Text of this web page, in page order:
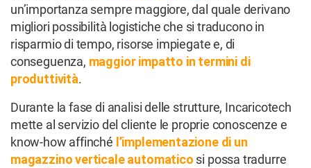
un’importanza sempre maggiore, dal quale derivano
migliori possibilità logistiche che si traducono in
risparmio di tempo, risorse impiegate e, di
conseguenza, maggior impatto in termini di
produttività.
Durante la fase di analisi delle strutture, Incaricotech
mette al servizio del cliente le proprie conoscenze e
know-how affinché l’implementazione di un
magazzino verticale automatico si possa tradurre